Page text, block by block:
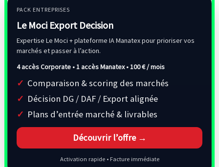
PACK ENTREPRISES
Le Moci Export Decision
Expertise Le Moci + plateforme IA Manatex pour prioriser vos
marchés et passer à l’action.
4 accès Corporate • 1 accès Manatex •100 € / mois
Comparaison & scoring des marchés
Décision DG / DAF / Export alignée
Plans d’entrée marché & livrables
Découvrir l’offre →
Activation rapide • Facture immédiate